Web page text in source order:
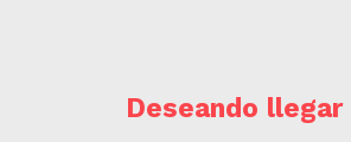
Deseando llegar